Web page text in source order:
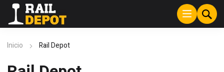
Inicio Rail Depot